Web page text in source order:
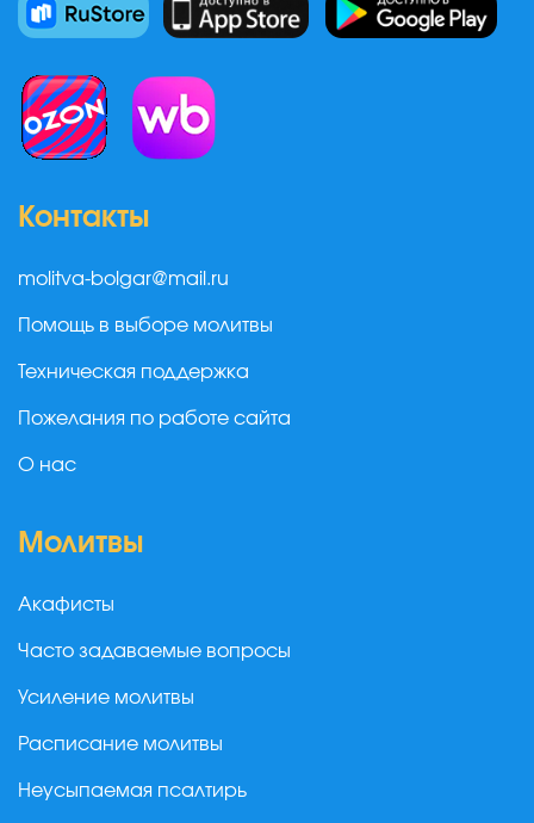
Контакты
molitva-bolgar@mail.ru
Помощь в выборе молитвы
Техническая поддержка
Пожелания по работе сайта
О нас
Молитвы
Акафисты
Часто задаваемые вопросы
Усиление молитвы
Расписание молитвы
Неусыпаемая псалтирь